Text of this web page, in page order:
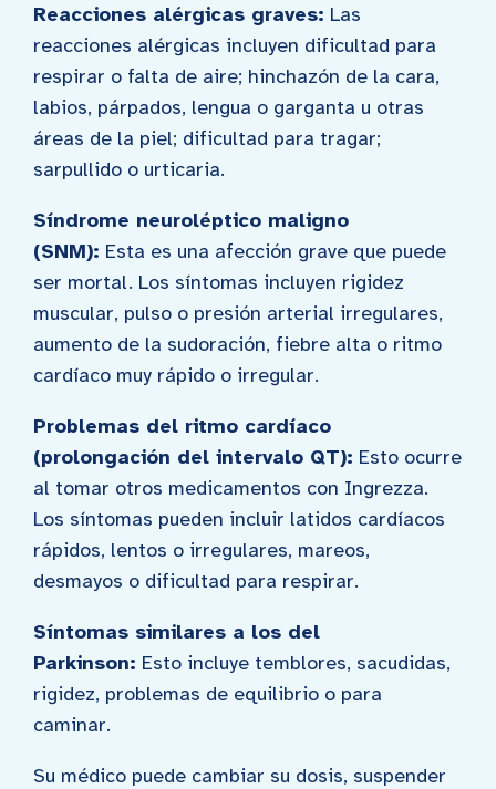
Reacciones alérgicas graves: Las
reacciones alérgicas incluyen dificultad para
respirar o falta de aire; hinchazón de la cara,
labios, párpados, lengua o garganta u otras
áreas de la piel; dificultad para tragar;
sarpullido o urticaria.
Síndrome neuroléptico maligno
(SNM): Esta es una afección grave que puede
ser mortal. Los síntomas incluyen rigidez
muscular, pulso o presión arterial irregulares,
aumento de la sudoración, fiebre alta o ritmo
cardíaco muy rápido o irregular.
Problemas del ritmo cardíaco
(prolongación del intervalo QT): Esto ocurre
al tomar otros medicamentos con Ingrezza.
Los síntomas pueden incluir latidos cardíacos
rápidos, lentos o irregulares, mareos,
desmayos o dificultad para respirar.
Síntomas similares a los del
Parkinson: Esto incluye temblores, sacudidas,
rigidez, problemas de equilibrio o para
caminar.
Su médico puede cambiar su dosis, suspender